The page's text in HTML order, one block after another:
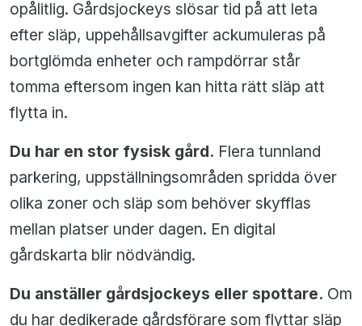
opålitlig. Gårdsjockeys slösar tid på att leta
efter släp, uppehållsavgifter ackumuleras på
bortglömda enheter och rampdörrar står
tomma eftersom ingen kan hitta rätt släp att
flytta in.
Du har en stor fysisk gård. Flera tunnland
parkering, uppställningsområden spridda över
olika zoner och släp som behöver skyfflas
mellan platser under dagen. En digital
gårdskarta blir nödvändig.
Du anställer gårdsjockeys eller spottare. Om
du har dedikerade gårdsförare som flyttar släp